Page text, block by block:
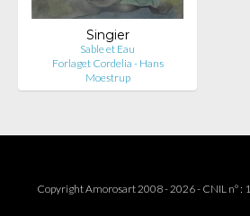
Singier
Sable et Eau
Forlaget Cordelia - Hans
Moestrup
Copyright Amorosart 2008 - 2026 - CNIL n° :